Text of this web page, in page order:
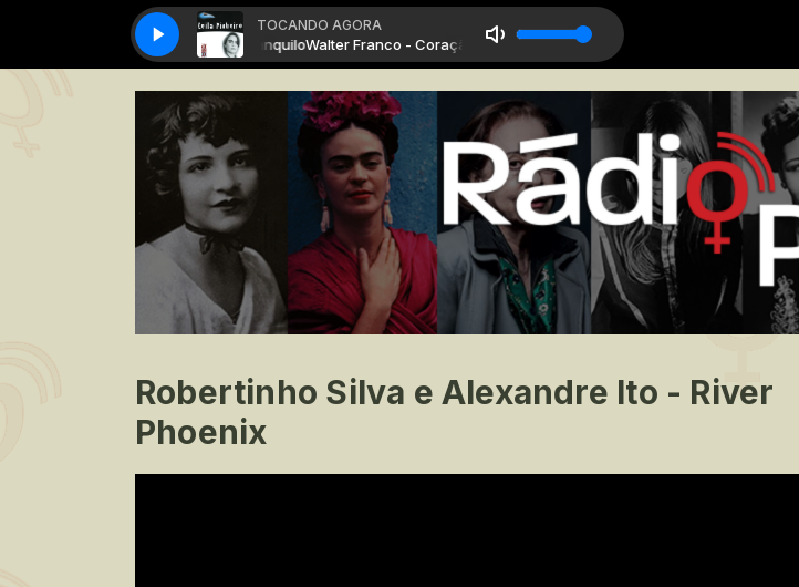
TOCANDO AGORA
Walter Franco - Coração TranquiloWalter Franco - Coração Tranquilo
Robertinho Silva e Alexandre Ito - River
Phoenix